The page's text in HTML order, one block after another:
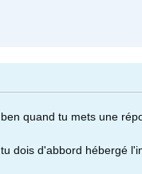
ben quand tu mets une
tu dois d'abbord hébergé